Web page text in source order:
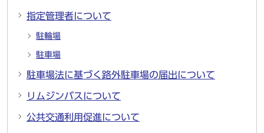
指定管理者について
駐輪場
駐車場
駐車場法に基づく路外駐車場の届出について
リムジンバスについて
公共交通利用促進について